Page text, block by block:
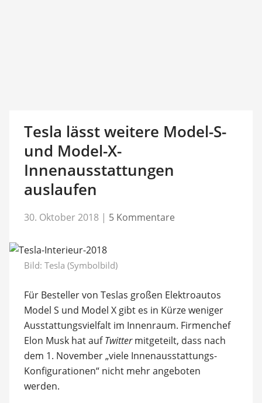
Tesla lässt weitere Model-S-
und Model-X-
Innenausstattungen
auslaufen
30. Oktober 2018 | 5 Kommentare
Bild: Tesla (Symbolbild)
Für Besteller von Teslas großen Elektroautos
Model S und Model X gibt es in Kürze weniger
Ausstattungsvielfalt im Innenraum. Firmenchef
Elon Musk hat aufTwittermitgeteilt, dass nach
dem 1. November „viele Innenausstattungs-
Konfigurationen“ nicht mehr angeboten
werden.